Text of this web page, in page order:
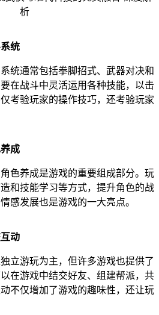
统
统通常包括拳脚招式、武器对决和
在战斗中灵活运用各种技能，以击
考验玩家的操作技巧，还考验玩家
成
色养成是游戏的重要组成部分。玩
和技能学习等方式，提升角色的战
感发展也是游戏的一大亮点。
动
立游玩为主，但许多游戏也提供了
在游戏中结交好友、组建帮派，共
不仅增加了游戏的趣味性，还让玩